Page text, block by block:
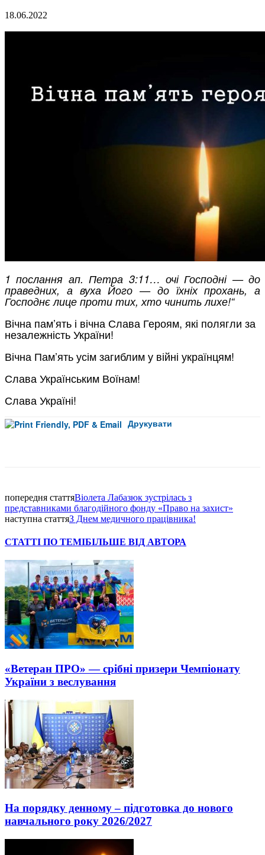
18.06.2022
1 послання ап. Петра 3:11… очі Господні — до
праведних, а вуха Його — до їхніх прохань, а
Господнє лице проти тих, хто чинить лихе!“
Вічна пам’ять і вічна Слава Героям, які полягли за
незалежність України!
Вічна Пам’ять усім загиблим у війні українцям!
Слава Українським Воїнам!
Слава Україні!
Друкувати
попередня статтяВіолета Лабазюк зустрілась з
представниками благодійного фонду «Право на захист»
наступна статтяЗ Днем медичного працівника!
СТАТТІ ПО ТЕМІБІЛЬШЕ ВІД АВТОРА
«Ветеран ПРО» — срібні призери Чемпіонату
України з веслування
На порядку денному – підготовка до нового
навчального року 2026/2027